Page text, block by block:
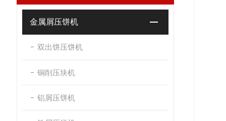
金属屑压饼机
双出饼压饼机
铜削压块机
铝屑压饼机